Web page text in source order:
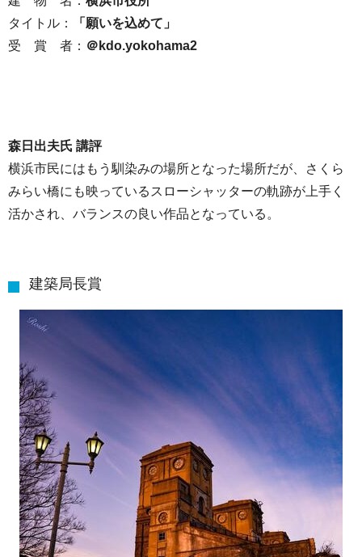
タイトル：
「願いを込めて」
受 賞 者： ＠kdo.yokohama2
森日出夫氏 講評
横浜市民にはもう馴染みの場所となった場所だが、さくら
みらい橋にも映っているスローシャッターの軌跡が上手く
活かされ、バランスの良い作品となっている。
建築局長賞